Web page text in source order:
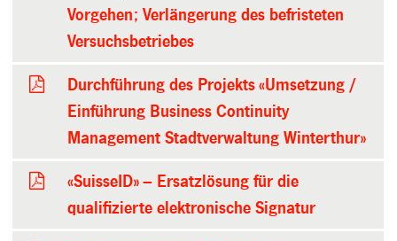
Vorgehen; Verlängerung des befristeten
Versuchsbetriebes
Durchführung des Projekts «Umsetzung /
Einführung Business Continuity
Management Stadtverwaltung Winterthur»
«SuisseID» – Ersatzlösung für die
qualifizierte elektronische Signatur